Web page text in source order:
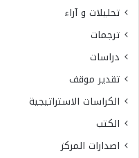
تحليلات و آراء
ترجمات
دراسات
تقدير موقف
الكراسات الاستراتيجية
الكتب
اصدارات المركز